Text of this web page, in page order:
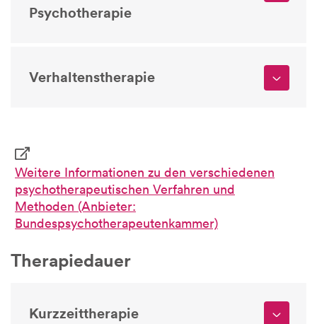
Psychotherapie
Verhaltenstherapie
Weitere Informationen zu den verschiedenen
psychotherapeutischen Verfahren und
Methoden (Anbieter:
Bundespsychotherapeutenkammer)
Therapiedauer
Kurzzeittherapie